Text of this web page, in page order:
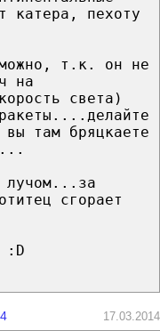
катера, пехоту
т.к. он не
на
света)
там бряцкаете
лучом...за
сгорает
:D
17.03.2014